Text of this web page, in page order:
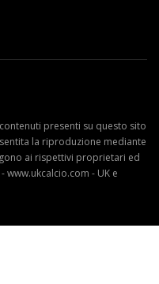
presenti su questo sito
la riproduzione mediante
ai rispettivi proprietari ed
- UK e